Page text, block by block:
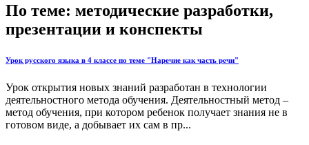
По теме: методические разработки,
презентации и конспекты
Урок русского языка в 4 классе по теме "Наречие как часть речи"
Урок открытия новых знаний разработан в технологии
деятельностного метода обучения. Деятельностный метод –
метод обучения, при котором ребенок получает знания не в
готовом виде, а добывает их сам в пр...